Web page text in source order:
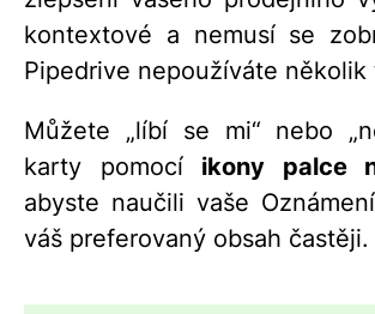
kontextové a nemusí se
Pipedrive nepoužíváte několik
Můžete „líbí se mi“ nebo
karty pomocí ikony palce
abyste naučili vaše
váš preferovaný obsah častěji.